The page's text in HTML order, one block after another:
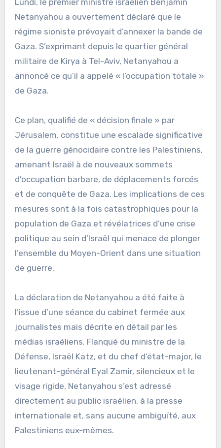
Netanyahou a ouvertement déclaré que le
régime sioniste prévoyait d’annexer la bande de
Gaza. S’exprimant depuis le quartier général
militaire de Kirya à Tel-Aviv, Netanyahou a
annoncé ce qu’il a appelé « l’occupation totale »
de Gaza.
Ce plan, qualifié de « décision finale » par
Jérusalem, constitue une escalade significative
de la guerre génocidaire contre les Palestiniens,
amenant Israël à de nouveaux sommets
d’occupation barbare, de déplacements forcés
et de conquête de Gaza. Les implications de ces
mesures sont à la fois catastrophiques pour la
population de Gaza et révélatrices d’une crise
politique au sein d’Israël qui menace de plonger
l’ensemble du Moyen-Orient dans une situation
de guerre.
La déclaration de Netanyahou a été faite à
l’issue d’une séance du cabinet fermée aux
journalistes mais décrite en détail par les
médias israéliens. Flanqué du ministre de la
Défense, Israël Katz, et du chef d’état-major, le
lieutenant-général Eyal Zamir, silencieux et le
visage rigide, Netanyahou s’est adressé
directement au public israélien, à la presse
internationale et, sans aucune ambiguïté, aux
Palestiniens eux-mêmes.